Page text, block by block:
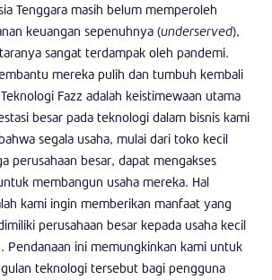
Tenggara masih belum memperoleh
keuangan sepenuhnya (underserved),
sangat terdampak oleh pandemi.
mereka pulih dan tumbuh kembali
Fazz adalah keistimewaan utama
besar pada teknologi dalam bisnis kami
segala usaha, mulai dari toko kecil
perusahaan besar, dapat mengakses
membangun usaha mereka. Hal
kami ingin memberikan manfaat yang
perusahaan besar kepada usaha kecil
Pendanaan ini memungkinkan kami untuk
teknologi tersebut bagi pengguna